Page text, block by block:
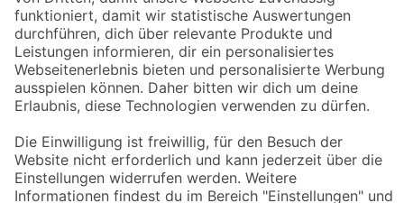
© 2026 Fressnapf Tiernahrungs GmbH
Entdecke Fressnapf
Tierversicherung
GPS-Tracker
Online-Shop